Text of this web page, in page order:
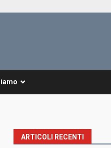
ARTICOLI RECENTI